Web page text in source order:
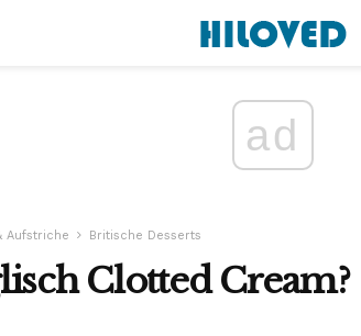
ad
Aufstriche Britische Desserts
Clotted Cream?